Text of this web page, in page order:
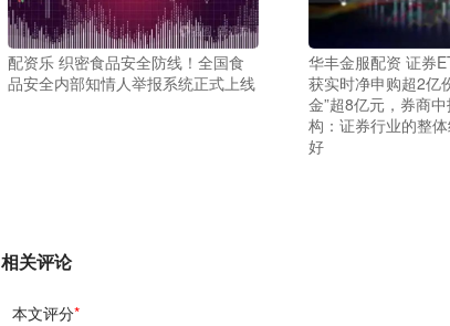
配资乐 织密食品安全防线！全国食
品安全内部知情人举报系统正式上线
华丰金服配资 证券
获实时净申购超2亿
金”超8亿元，券商
构：证券行业的整
好
相关评论
本文评分*